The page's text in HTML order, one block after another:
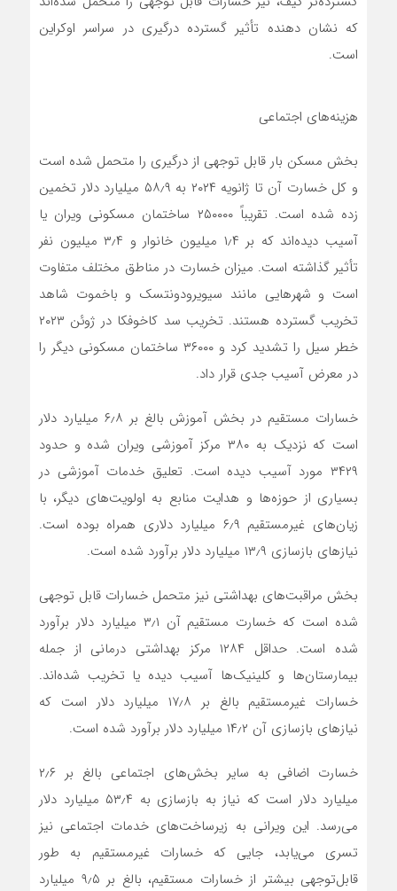
که نشان دهنده تأثیر گسترده درگیری در سراسر اوکراین
است.
هزینه‌های اجتماعی
بخش مسکن بار قابل توجهی از درگیری را متحمل شده است
و کل خسارت آن تا ژانویه ۲۰۲۴ به ۵۸٫۹ میلیارد دلار تخمین
زده شده است. تقریباً ۲۵۰۰۰۰ ساختمان مسکونی ویران یا
آسیب دیده‌اند که بر ۱٫۴ میلیون خانوار و ۳٫۴ میلیون نفر
تأثیر گذاشته است. میزان خسارت در مناطق مختلف متفاوت
است و شهرهایی مانند سیویرودونتسک و باخموت شاهد
تخریب گسترده هستند. تخریب سد کاخوفکا در ژوئن ۲۰۲۳
خطر سیل را تشدید کرد و ۳۶۰۰۰ ساختمان مسکونی دیگر را
در معرض آسیب جدی قرار داد.
خسارات مستقیم در بخش آموزش بالغ بر ۶٫۸ میلیارد دلار
است که نزدیک به ۳۸۰ مرکز آموزشی ویران شده و حدود
۳۴۲۹ مورد آسیب دیده است. تعلیق خدمات آموزشی در
بسیاری از حوزه‌ها و هدایت منابع به اولویت‌های دیگر، با
زیان‌های غیرمستقیم ۶٫۹ میلیارد دلاری همراه بوده است.
نیازهای بازسازی ۱۳٫۹ میلیارد دلار برآورد شده است.
بخش مراقبت‌های بهداشتی نیز متحمل خسارات قابل توجهی
شده است که خسارت مستقیم آن ۳٫۱ میلیارد دلار برآورد
شده است. حداقل ۱۲۸۴ مرکز بهداشتی درمانی از جمله
بیمارستان‌ها و کلینیک‌ها آسیب دیده یا تخریب شده‌اند.
خسارات غیرمستقیم بالغ بر ۱۷٫۸ میلیارد دلار است که
نیازهای بازسازی آن ۱۴٫۲ میلیارد دلار برآورد شده است.
خسارت اضافی به سایر بخش‌های اجتماعی بالغ بر ۲٫۶
میلیارد دلار است که نیاز به بازسازی به ۵۳٫۴ میلیارد دلار
می‌رسد. این ویرانی به زیرساخت‌های خدمات اجتماعی نیز
تسری می‌یابد، جایی که خسارات غیرمستقیم به طور
قابل‌توجهی بیشتر از خسارات مستقیم، بالغ بر ۹٫۵ میلیارد